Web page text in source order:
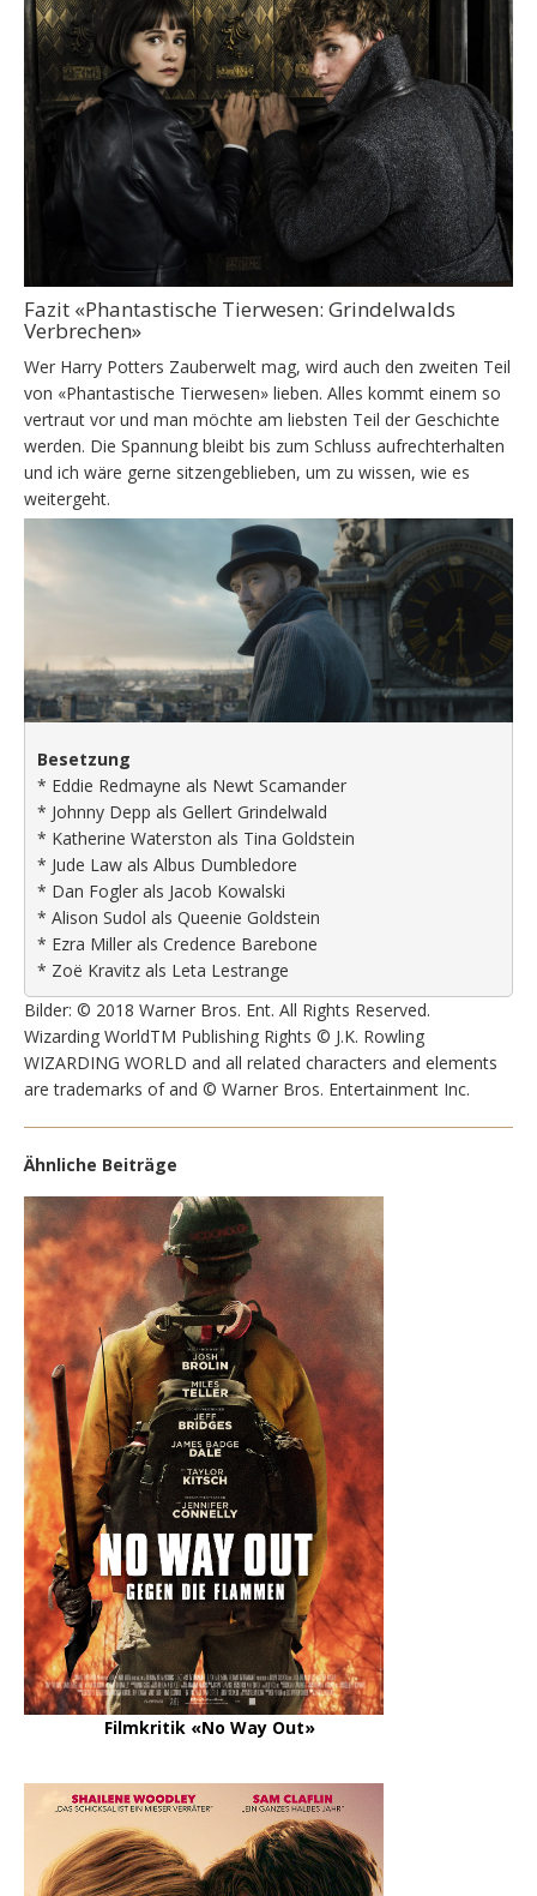
Fazit «Phantastische Tierwesen: Grindelwalds
Verbrechen»
Wer Harry Potters Zauberwelt mag, wird auch den zweiten Teil
von «Phantastische Tierwesen» lieben. Alles kommt einem so
vertraut vor und man möchte am liebsten Teil der Geschichte
werden. Die Spannung bleibt bis zum Schluss aufrechterhalten
und ich wäre gerne sitzengeblieben, um zu wissen, wie es
weitergeht.
Besetzung
* Eddie Redmayne als Newt Scamander
* Johnny Depp als Gellert Grindelwald
* Katherine Waterston als Tina Goldstein
* Jude Law als Albus Dumbledore
* Dan Fogler als Jacob Kowalski
* Alison Sudol als Queenie Goldstein
* Ezra Miller als Credence Barebone
* Zoë Kravitz als Leta Lestrange
Bilder: © 2018 Warner Bros. Ent. All Rights Reserved.
Wizarding WorldTM Publishing Rights © J.K. Rowling
WIZARDING WORLD and all related characters and elements
are trademarks of and © Warner Bros. Entertainment Inc.
Ähnliche Beiträge
Filmkritik «No Way Out»